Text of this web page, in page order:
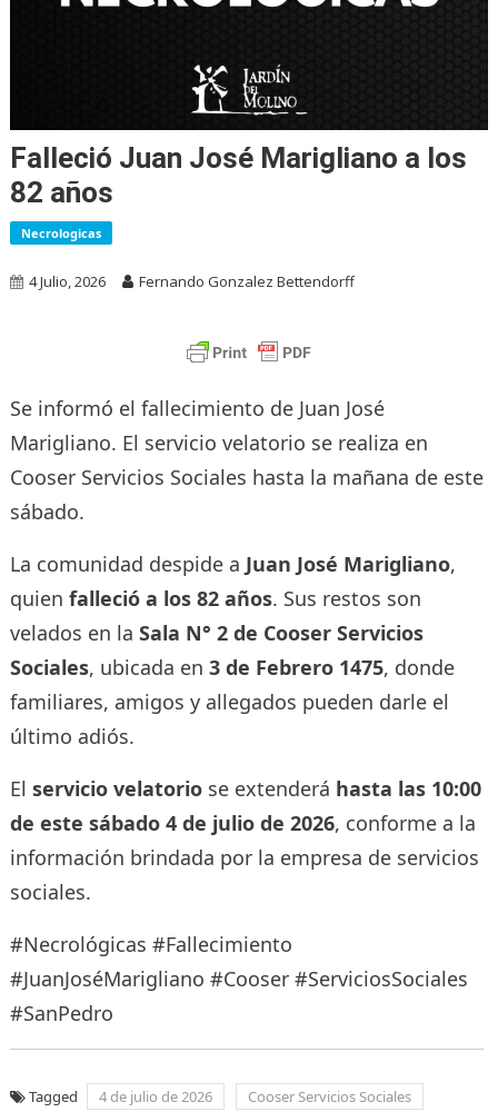
Falleció Juan José Marigliano a los
82 años
Necrologicas
4 Julio, 2026 Fernando Gonzalez Bettendorff
Se informó el fallecimiento de Juan José
Marigliano. El servicio velatorio se realiza en
Cooser Servicios Sociales hasta la mañana de este
sábado.
La comunidad despide a Juan José Marigliano,
quien falleció a los 82 años. Sus restos son
velados en la Sala N° 2 de Cooser Servicios
Sociales, ubicada en 3 de Febrero 1475, donde
familiares, amigos y allegados pueden darle el
último adiós.
El servicio velatoriose extenderá hasta las 10:00
de este sábado 4 de julio de 2026, conforme a la
información brindada por la empresa de servicios
sociales.
#Necrológicas #Fallecimiento
#JuanJoséMarigliano #Cooser #ServiciosSociales
#SanPedro
Tagged 4 de julio de 2026
Cooser Servicios Sociales